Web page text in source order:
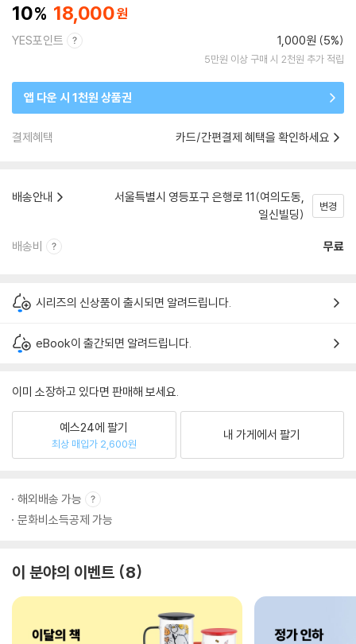
10 18,000
YES포인트 1,000원 (5%)
5만원 이상 구매 시 2천원 추가 적립
앱 다운 시 1천원 상품권
결제혜택 카드/간편결제 혜택을 확인하세요
배송안내
서울특별시 영등포구 은행로 11(여의도동,
일신빌딩)
변경
배송비 무료
시리즈의 신상품이 출시되면 알려드립니다.
eBook이 출간되면 알려드립니다.
이미 소장하고 있다면 판매해 보세요.
예스24에 팔기
최상 매입가 2,600원
내 가게에서 팔기
해외배송 가능
문화비소득공제 가능
이 분야의 이벤트 8